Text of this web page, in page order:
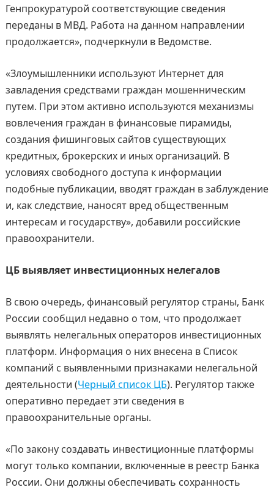
Генпрокуратурой соответствующие сведения
переданы в МВД. Работа на данном направлении
продолжается», подчеркнули в Ведомстве.
«Злоумышленники используют Интернет для
завладения средствами граждан мошенническим
путем. При этом активно используются механизмы
вовлечения граждан в финансовые пирамиды,
создания фишинговых сайтов существующих
кредитных, брокерских и иных организаций. В
условиях свободного доступа к информации
подобные публикации, вводят граждан в заблуждение
и, как следствие, наносят вред общественным
интересам и государству», добавили российские
правоохранители.
ЦБ выявляет инвестиционных нелегалов
В свою очередь, финансовый регулятор страны, Банк
России сообщил недавно о том, что продолжает
выявлять нелегальных операторов инвестиционных
платформ. Информация о них внесена в Список
компаний с выявленными признаками нелегальной
деятельности (Черный список ЦБ). Регулятор также
оперативно передает эти сведения в
правоохранительные органы.
«По закону создавать инвестиционные платформы
могут только компании, включенные в реестр Банка
России. Они должны обеспечивать сохранность